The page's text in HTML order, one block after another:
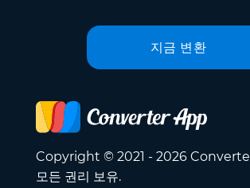
지금 변환
Copyright © 2021 - 2026
모든 권리 보유.